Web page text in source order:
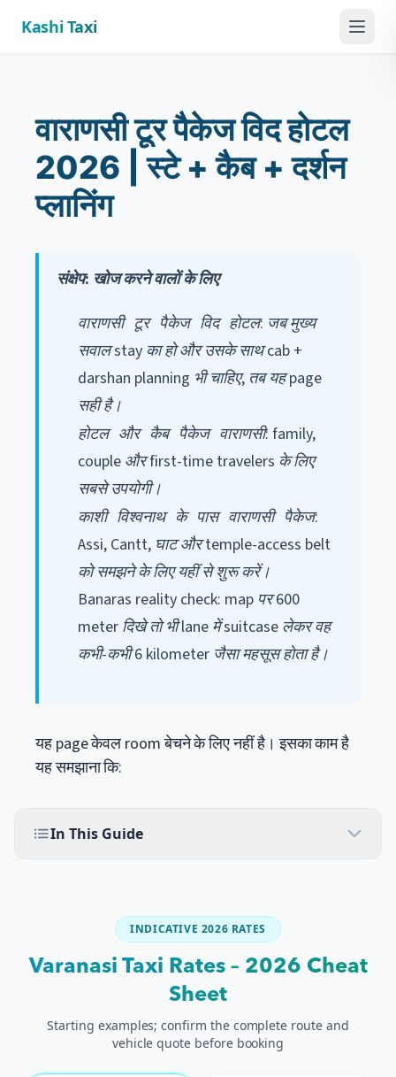
Kashi Taxi Menu
वाराणसी टूर पैकेज विद होटल
2026 | स्टे + कैब + दर्शन
प्लानिंग
संक्षेप: खोज करने वालों के लिए
वाराणसी टूर पैकेज विद होटल: जब मुख्य
सवाल stay का हो और उसके साथ cab +
darshan planning भी चाहिए, तब यह page
सही है।
होटल और कैब पैकेज वाराणसी: family,
couple और first-time travelers के लिए
सबसे उपयोगी।
काशी विश्वनाथ के पास वाराणसी पैकेज:
Assi, Cantt, घाट और temple-access belt
को समझने के लिए यहीं से शुरू करें।
Banaras reality check: map पर 600
meter दिखे तो भी lane में suitcase लेकर वह
कभी-कभी 6 kilometer जैसा महसूस होता है।
यह page केवल room बेचने के लिए नहीं है। इसका काम है
यह समझाना कि:
In This Guide
INDICATIVE 2026 RATES
Varanasi Taxi Rates – 2026 Cheat
Sheet
Starting examples; confirm the complete route and
vehicle quote before booking